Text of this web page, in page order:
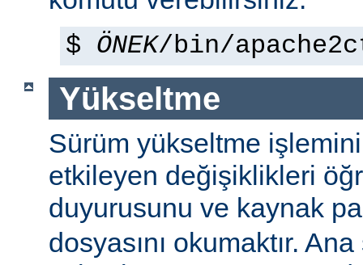
$ ÖNEK/bin/
Yükseltme
Sürüm yükseltme
etkileyen değişiklikleri
duyurusunu ve kaynak
dosyasını okumaktır.